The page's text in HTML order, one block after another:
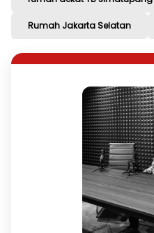
Rumah Jakarta Selatan